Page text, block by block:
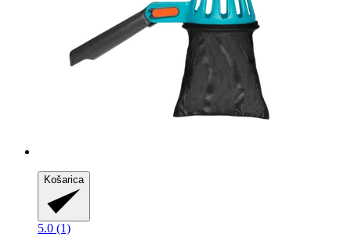
Košarica
5.0 (1)